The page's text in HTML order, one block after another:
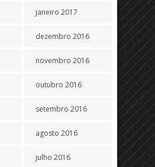
janeiro 2017
dezembro 2016
novembro 2016
outubro 2016
setembro 2016
agosto 2016
julho 2016